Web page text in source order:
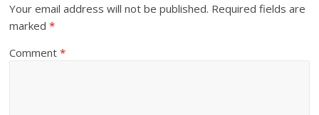
Your email address will not be published. Required fields are
marked*
Comment*